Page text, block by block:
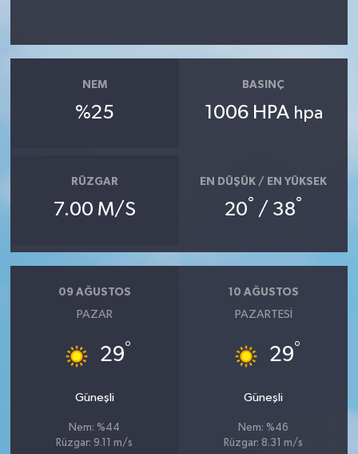
NEM
%25
BASINÇ
1006 HPA hpa
RÜZGAR
7.00 M/S
EN DÜŞÜK / EN YÜKSEK
20° / 38°
09 AĞUSTOS
PAZAR
29°
Güneşli
Nem: %44
Rüzgar: 9.11 m/s
10 AĞUSTOS
PAZARTESI
29°
Güneşli
Nem: %46
Rüzgar: 8.31 m/s